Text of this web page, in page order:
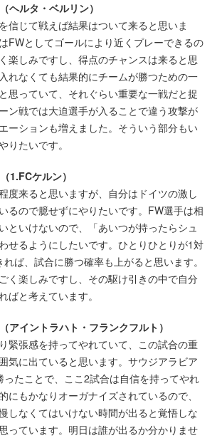
ヘルタ・ベルリン）
信じて戦えば結果はついて来ると思いま
FWとしてゴールにより近くプレーできるの
楽しみですし、得点のチャンスは来ると思
れなくても結果的にチームが勝つための一
思っていて、それぐらい重要な一戦だと捉
ン戦では大迫選手が入ることで違う攻撃が
ーションも増えました。そういう部分もい
りたいです。
1.FCケルン）
度来ると思いますが、自分はドイツの激し
るので臆せずにやりたいです。FW選手は相
といけないので、「あいつが持ったらシュ
せるようにしたいです。ひとりひとりが1対
ば、試合に勝つ確率も上がると思います。
く楽しみですし、その駆け引きの中で自分
ばと考えています。
アイントラハト・フランクフルト）
緊張感を持ってやれていて、この試合の重
気に出ていると思います。サウジアラビア
ったことで、ここ2試合は自信を持ってやれ
にもかなりオーガナイズされているので、
しなくてはいけない時間が出ると覚悟しな
っています。明日は誰が出るか分かりませ